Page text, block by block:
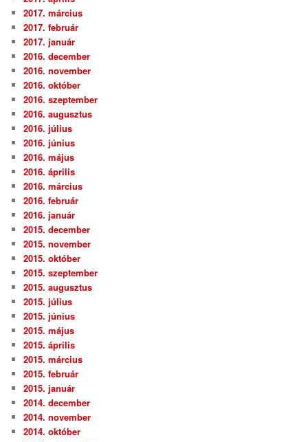
2017. március
2017. február
2017. január
2016. december
2016. november
2016. október
2016. szeptember
2016. augusztus
2016. július
2016. június
2016. május
2016. április
2016. március
2016. február
2016. január
2015. december
2015. november
2015. október
2015. szeptember
2015. augusztus
2015. július
2015. június
2015. május
2015. április
2015. március
2015. február
2015. január
2014. december
2014. november
2014. október